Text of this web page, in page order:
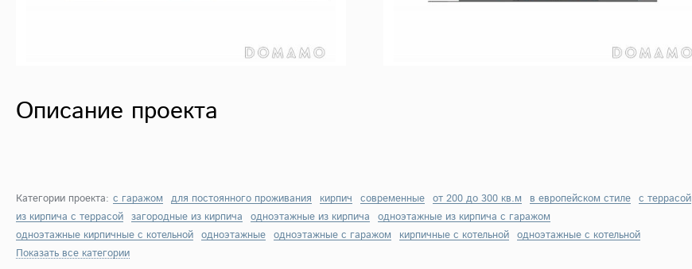
Описание проекта
Категории проекта: с гаражом для постоянного проживания кирпич современные от 200 до 300 кв.м в европейском стиле с террасой
из кирпича с террасой загородные из кирпича одноэтажные из кирпича одноэтажные из кирпича с гаражом
одноэтажные кирпичные с котельной одноэтажные одноэтажные с гаражом кирпичные с котельной одноэтажные с котельной
Показать все категории